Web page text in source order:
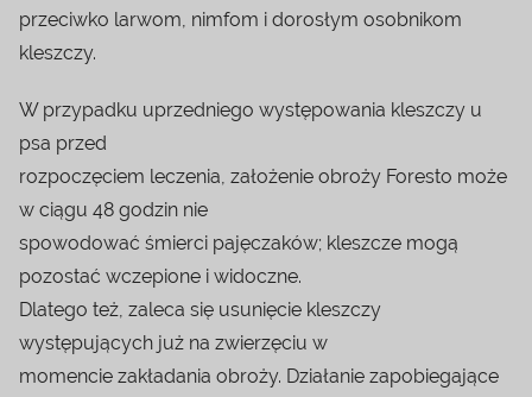
przeciwko larwom, nimfom i dorosłym osobnikom
kleszczy.
W przypadku uprzedniego występowania kleszczy u
psa przed
rozpoczęciem leczenia, założenie obroży Foresto może
w ciągu 48 godzin nie
spowodować śmierci pajęczaków; kleszcze mogą
pozostać wczepione i widoczne.
Dlatego też, zaleca się usunięcie kleszczy
występujących już na zwierzęciu w
momencie zakładania obroży. Działanie zapobiegające